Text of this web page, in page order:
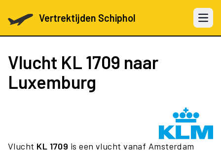
Vertrektijden Schiphol Open
Vlucht KL 1709 naar
Luxemburg
Vlucht KL 1709 is een vlucht vanaf Amsterdam